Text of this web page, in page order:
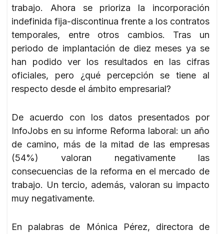
trabajo. Ahora se prioriza la incorporación
indefinida fija-discontinua frente a los contratos
temporales, entre otros cambios. Tras un
periodo de implantación de diez meses ya se
han podido ver los resultados en las cifras
oficiales, pero ¿qué percepción se tiene al
respecto desde el ámbito empresarial?
De acuerdo con los datos presentados por
InfoJobs en su informe Reforma laboral: un año
de camino, más de la mitad de las empresas
(54%) valoran negativamente las
consecuencias de la reforma en el mercado de
trabajo. Un tercio, además, valoran su impacto
muy negativamente.
En palabras de Mónica Pérez, directora de